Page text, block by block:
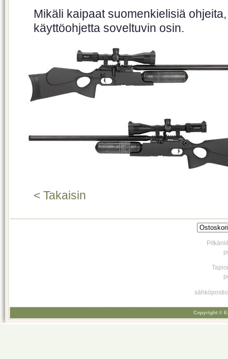
Mikäli kaipaat suomenkielisiä
käyttöohjetta soveltuvin osin.
< Takaisin
Copyright ©